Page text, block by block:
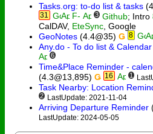
Tasks.org: to-do list & tasks
31 3 Github; Intro
CalDAV, EteSync , Google
GeoNotes (4.4@35) Ǥ 8
Any.do - To do list & Calendar
6
Time&Place Reminder -
(4.3@13,895) Ǥ 16 1
Task Nearby: Location
2 LastUpdate: 2021-11-04
Arriving Departure Reminder
LastUpdate: 2024-05-05